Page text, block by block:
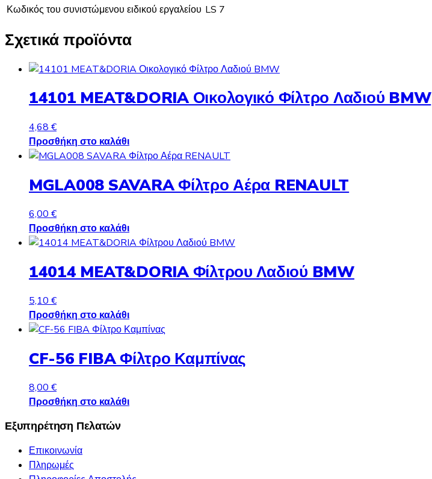
Κωδικός του συνιστώμενου ειδικού εργαλείου LS 7
Σχετικά προϊόντα
14101 MEAT&DORIA Οικολογικό Φίλτρο Λαδιού BMW
4,68 €
Προσθήκη στο καλάθι
MGLA008 SAVARA Φίλτρο Αέρα RENAULT
6,00 €
Προσθήκη στο καλάθι
14014 MEAT&DORIA Φίλτρου Λαδιού BMW
5,10 €
Προσθήκη στο καλάθι
CF-56 FIBA Φίλτρο Καμπίνας
8,00€
Προσθήκη στο καλάθι
Εξυπηρέτηση Πελατών
Επικοινωνία
Πληρωμές